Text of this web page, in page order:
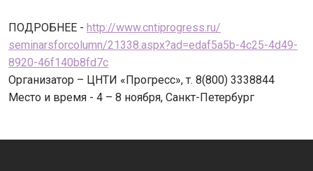
ПОДРОБНЕЕ - http://www.cntiprogress.ru/
seminarsforcolumn/21338.aspx?ad=edaf5a5b-4c25-4d49-
8920-46f140b8fd7c
Организатор – ЦНТИ «Прогресс», т. 8(800) 3338844
Место и время - 4 – 8 ноября, Санкт-Петербург